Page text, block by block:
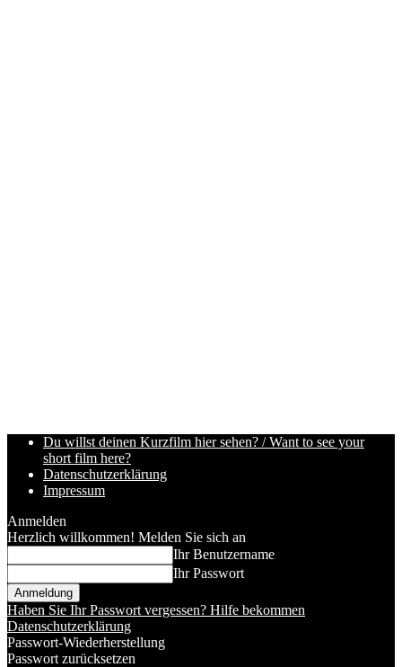
Du willst deinen Kurzfilm hier sehen? / Want to see your
short film here?
Datenschutzerklärung
Impressum
Anmelden
Herzlich willkommen! Melden Sie sich an
Ihr Benutzername
Ihr Passwort
Haben Sie Ihr Passwort vergessen? Hilfe bekommen
Datenschutzerklärung
Passwort-Wiederherstellung
Passwort zurücksetzen